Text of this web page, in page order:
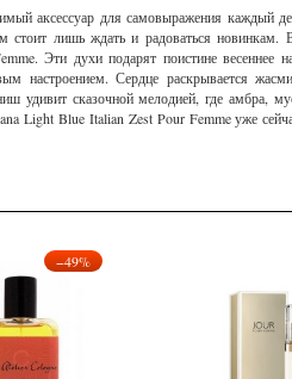
аксессуар для самовыражения каждый
стоит лишь ждать и радоваться новинкам.
Эти духи подарят поистине весеннее
настроением. Сердце раскрывается
удивит сказочной мелодией, где амбра,
Light Blue Italian Zest Pour Femme уже
−49%